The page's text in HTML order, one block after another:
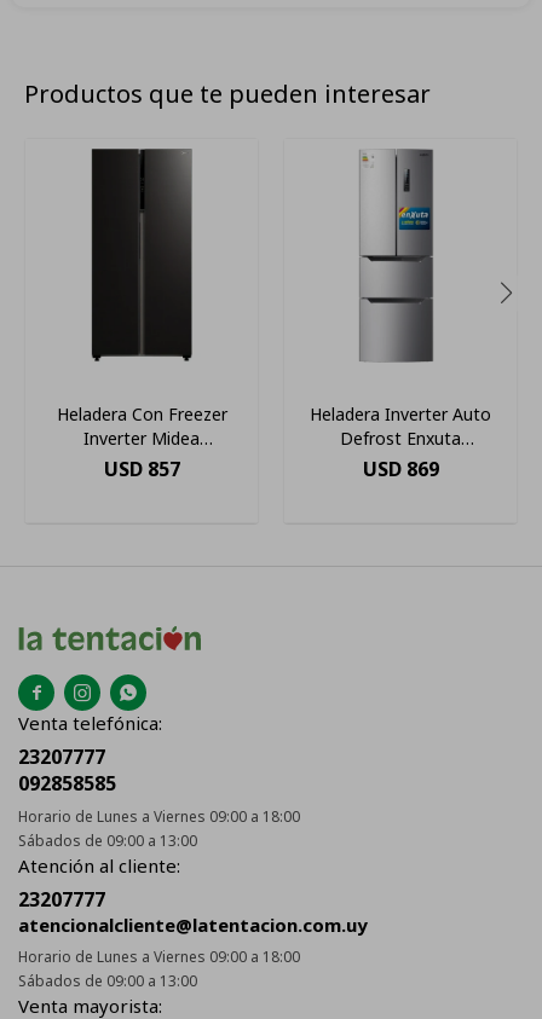
Productos que te pueden interesar
Heladera Con Freezer
Inverter Midea
Mdrs619gfr28 Color
USD 857
Heladera Inverter Auto
Defrost Enxuta
Renxfd22300i Bde Color
USD 869
  
Venta telefónica:
23207777
092858585
Horario de Lunes a Viernes 09:00 a 18:00
Sábados de 09:00 a 13:00
Atención al cliente:
23207777
atencionalcliente@latentacion.com.uy
Horario de Lunes a Viernes 09:00 a 18:00
Sábados de 09:00 a 13:00
Venta mayorista: